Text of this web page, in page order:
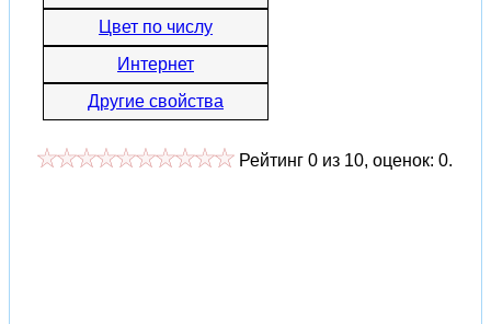
Цвет по числу
Интернет
Другие свойства
Рейтинг 0 из 10, оценок: 0.